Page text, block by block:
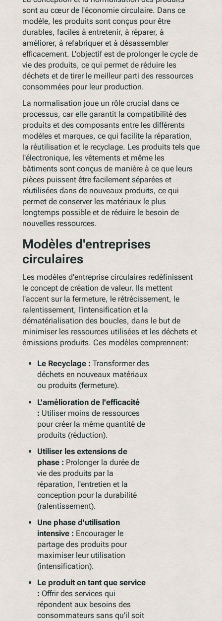
sont au cœur de l'économie circulaire. Dans ce
modèle, les produits sont conçus pour être
durables, faciles à entretenir, à réparer, à
améliorer, à refabriquer et à désassembler
efficacement. L'objectif est de prolonger le cycle de
vie des produits, ce qui permet de réduire les
déchets et de tirer le meilleur parti des ressources
consommées pour leur production.
La normalisation joue un rôle crucial dans ce
processus, car elle garantit la compatibilité des
produits et des composants entre les différents
modèles et marques, ce qui facilite la réparation,
la réutilisation et le recyclage. Les produits tels que
l'électronique, les vêtements et même les
bâtiments sont conçus de manière à ce que leurs
pièces puissent être facilement séparées et
réutilisées dans de nouveaux produits, ce qui
permet de conserver les matériaux le plus
longtemps possible et de réduire le besoin de
nouvelles ressources.
Modèles d'entreprises
circulaires
Les modèles d'entreprise circulaires redéfinissent
le concept de création de valeur. Ils mettent
l'accent sur la fermeture, le rétrécissement, le
ralentissement, l'intensification et la
dématérialisation des boucles, dans le but de
minimiser les ressources utilisées et les déchets et
émissions produits. Ces modèles comprennent:
Le Recyclage : Transformer des
déchets en nouveaux matériaux
ou produits (fermeture).
L'amélioration de l'efficacité
: Utiliser moins de ressources
pour créer la même quantité de
produits (réduction).
Utiliser les extensions de
phase : Prolonger la durée de
vie des produits par la
réparation, l'entretien et la
conception pour la durabilité
(ralentissement).
Une phase d'utilisation
intensive : Encourager le
partage des produits pour
maximiser leur utilisation
(intensification).
Le produit en tant que service
: Offrir des services qui
répondent aux besoins des
consommateurs sans qu'il soit